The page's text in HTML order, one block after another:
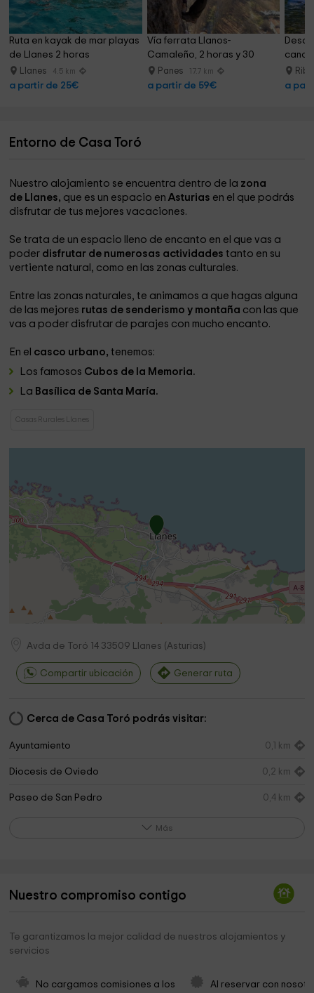
Ruta en kayak de mar playas
de Llanes 2 horas
Llanes 4.5 km
a partir de 25€
Vía ferrata Llanos-
Camaleño, 2 horas y 30
minutos
Panes 17.7 km
a partir de 59€ a
Entorno de Casa Toró
Nuestro alojamiento se encuentra dentro de la zona
de Llanes, que es un espacio enAsturias en el que podrás
disfrutar de tus mejores vacaciones.
Se trata de un espacio lleno de encanto en el que vas a
poder disfrutar de numerosas actividadestanto en su
vertiente natural, como en las zonas culturales.
Entre las zonas naturales, te animamos a que hagas alguna
de las mejores rutas de senderismo y montaña con las que
vas a poder disfrutar de parajes con mucho encanto.
En el casco urbano, tenemos:
Los famosos Cubos de la Memoria.
La Basílica de Santa María.
Casas Rurales Llanes
Avda de Toró 14 33509 Llanes (Asturias)
Compartir ubicación Generar ruta
Cerca de Casa Toró podrás visitar:
Ayuntamiento 0,1 km
Diocesis de Oviedo 0,2 km
Paseo de San Pedro 0,4 km
Prau Riu 1,9 km
Ermita de Santa María
Parque
Más
Nuestro compromiso contigo
Te garantizamos la mejor calidad de nuestros alojamientos y
servicios
No cargamos comisiones a los
Al reservar con